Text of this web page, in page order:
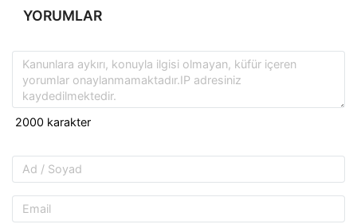
YORUMLAR